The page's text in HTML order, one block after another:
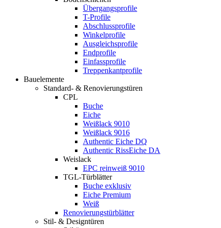
Übergangsprofile
T-Profile
Abschlussprofile
Winkelprofile
Ausgleichsprofile
Endprofile
Einfassprofile
Treppenkantprofile
Bauelemente
Standard- & Renovierungstüren
CPL
Buche
Eiche
Weißlack 9010
Weißlack 9016
Authentic Eiche DQ
Authentic RissEiche DA
Weislack
EPC reinweiß 9010
TGL-Türblätter
Buche exklusiv
Eiche Premium
Weiß
Renovierungstürblätter
Stil- & Designtüren